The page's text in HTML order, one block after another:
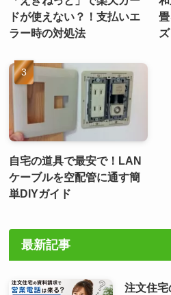
ドが使えない？！支払いエ
ラー時の対処法
ズ
自宅の道具で最安で！LAN
ケーブルを空配管に通す簡
単DIYガイド
最新記事
注文住宅